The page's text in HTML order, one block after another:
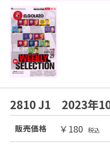
2810 J1 2023年
販売価格 ￥180 税込